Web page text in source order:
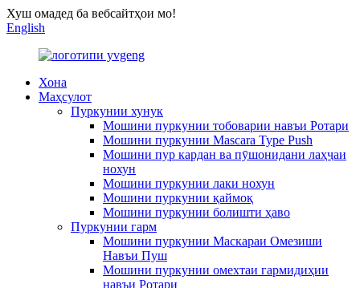
Хуш омадед ба вебсайтҳои мо!
English
Хона
Маҳсулот
Пуркунии хунук
Мошини пуркунии тобоварии навъи Ротари
Мошини пуркунии Mascara Type Push
Мошини пур кардан ва пӯшонидани лаҳҷаи
нохун
Мошини пуркунии лаки нохун
Мошини пуркунии қаймоқ
Мошини пуркунии болишти ҳаво
Пуркунии гарм
Мошини пуркунии Маскараи Омезиши
Навъи Пуш
Мошини пуркунии омехтаи гармидиҳии
навъи Ротари